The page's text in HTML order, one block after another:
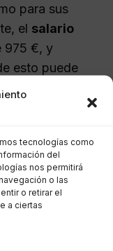
tecnologías como
del
nos permitirá
o las
o retirar el
a ciertas
para sus
el salario
975 €, y
esto puede
de